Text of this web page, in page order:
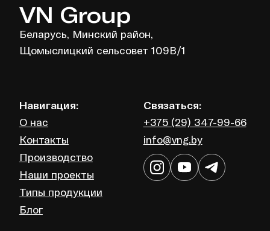
VN Group
Беларусь, Минский район,
Щомыслицкий сельсовет 109В/1
Навигация:
О нас
Контакты
Производство
Наши проекты
Типы продукции
Блог
Связаться:
+375 (29) 347-99-66
info@vng.by